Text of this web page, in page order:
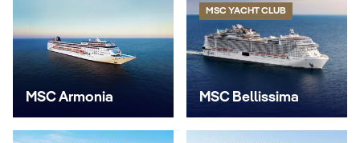
MSC Armonia
MSC YACHT CLUB
MSC Bellissima